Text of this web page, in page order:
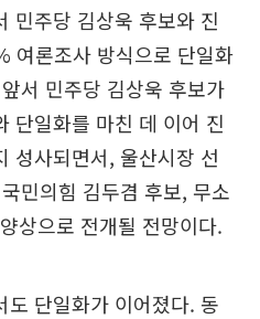
민주당 김상욱 후보와 진
여론조사 방식으로 단일화
서 민주당 김상욱 후보가
단일화를 마친 데 이어 진
성사되면서, 울산시장 선
민의힘 김두겸 후보, 무소
상으로 전개될 전망이다.
도 단일화가 이어졌다. 동